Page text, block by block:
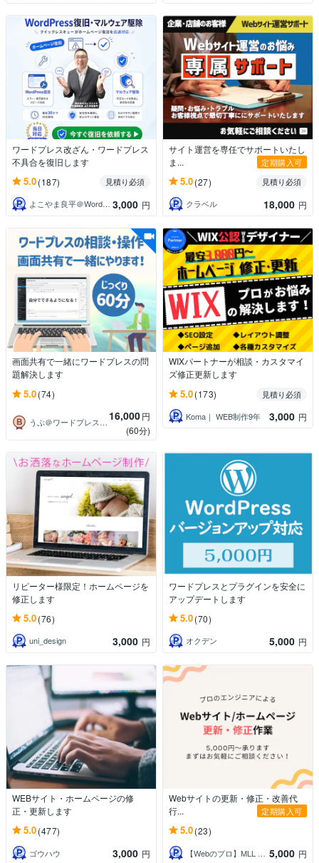
ワードプレス改ざん・ワードプレス
不具合を復旧します
5.0(187)
見積り必須
よこやま良平＠WordPress専門 3,000 円
サイト運営を専任でサポートいたし
ま...
定期購入可
5.0(27)
見積り必須
クラベル
18,000 円
画面共有で一緒にワードプレスの問
題解決します
5.0(74)
うぷ＠ワードプレス・WEB活用相談 16,000円
(60分)
WIXパートナーが相談・カスタマイ
ズ修正更新します
5.0(173)
見積り必須
Koma｜ WEB制作9年
3,000 円
リピーター様限定！ホームページを
修正します
5.0(76)
uni_design 3,000 円
ワードプレスとプラグインを安全に
アップデートします
5.0(70)
オクデン 5,000 円
WEBサイト・ホームページの修
正・更新します
5.0(477)
ゴウハウ 3,000 円
Webサイトの更新・修正・改善代
行...
定期購入可
5.0(23)
【Webのプロ】MLL CREATION 5,000 円